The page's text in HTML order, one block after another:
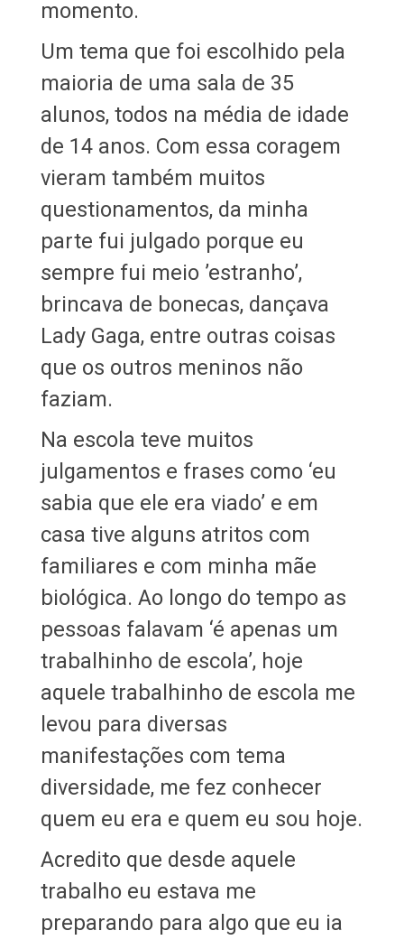
momento.
Um tema que foi escolhido pela
maioria de uma sala de 35
alunos, todos na média de idade
de 14 anos. Com essa coragem
vieram também muitos
questionamentos, da minha
parte fui julgado porque eu
sempre fui meio ’estranho’,
brincava de bonecas, dançava
Lady Gaga, entre outras coisas
que os outros meninos não
faziam.
Na escola teve muitos
julgamentos e frases como ‘eu
sabia que ele era viado’ e em
casa tive alguns atritos com
familiares e com minha mãe
biológica. Ao longo do tempo as
pessoas falavam ‘é apenas um
trabalhinho de escola’, hoje
aquele trabalhinho de escola me
levou para diversas
manifestações com tema
diversidade, me fez conhecer
quem eu era e quem eu sou hoje.
Acredito que desde aquele
trabalho eu estava me
preparando para algo que eu ia